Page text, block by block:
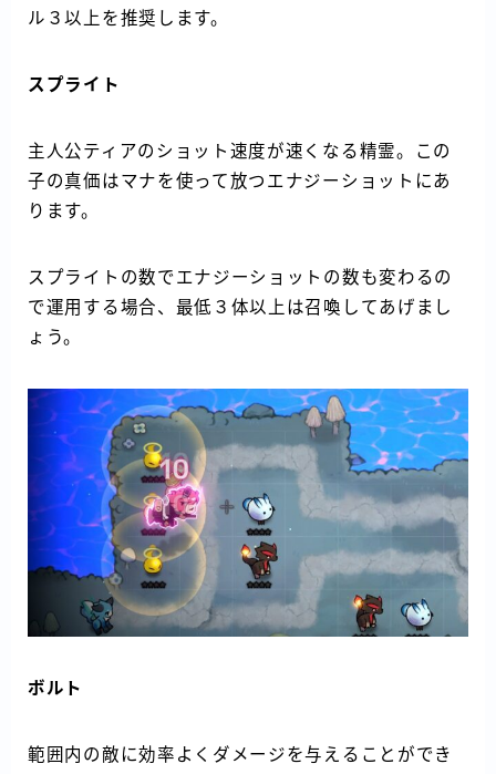
ル３以上を推奨します。
スプライト
主人公ティアのショット速度が速くなる精霊。この
子の真価はマナを使って放つエナジーショットにあ
ります。
スプライトの数でエナジーショットの数も変わるの
で運用する場合、最低３体以上は召喚してあげまし
ょう。
ボルト
範囲内の敵に効率よくダメージを与えることができ